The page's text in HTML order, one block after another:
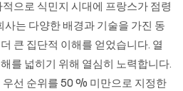
으로 식민지 시대에 프랑스가 점령
사는 다양한 배경과 기술을 가진 동
큰 집단적 이해를 얻었습니다. 열
를 넓히기 위해 열심히 노력합니다.
우선 순위를 50 % 미만으로 지정한